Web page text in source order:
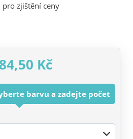
zjištění ceny
Kč
barvu a zadejte počet